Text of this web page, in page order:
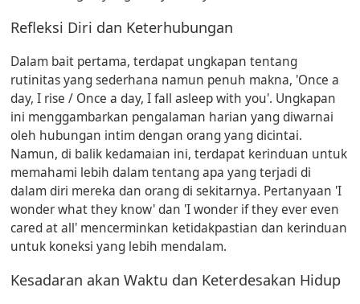
Refleksi Diri dan Keterhubungan
Dalam bait pertama, terdapat ungkapan tentang
rutinitas yang sederhana namun penuh makna, 'Once a
day, I rise / Once a day, I fall asleep with you'. Ungkapan
ini menggambarkan pengalaman harian yang diwarnai
oleh hubungan intim dengan orang yang dicintai.
Namun, di balik kedamaian ini, terdapat kerinduan untuk
memahami lebih dalam tentang apa yang terjadi di
dalam diri mereka dan orang di sekitarnya. Pertanyaan 'I
wonder what they know' dan 'I wonder if they ever even
cared at all' mencerminkan ketidakpastian dan kerinduan
untuk koneksi yang lebih mendalam.
Kesadaran akan Waktu dan Keterdesakan Hidup